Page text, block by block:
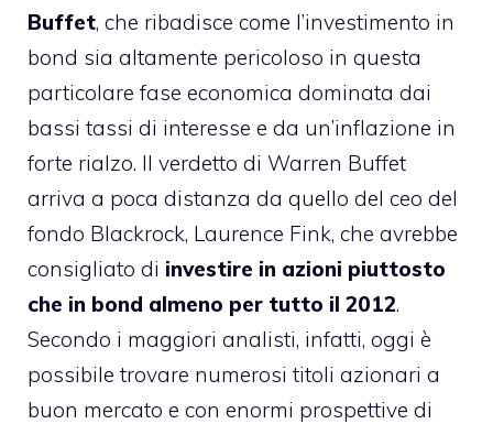
Buffet, che ribadisce come l’investimento in
bond sia altamente pericoloso in questa
particolare fase economica dominata dai
bassi tassi di interesse e da un’inflazione in
forte rialzo. Il verdetto di Warren Buffet
arriva a poca distanza da quello del ceo del
fondo Blackrock, Laurence Fink, che avrebbe
consigliato di investire in azioni piuttosto
che in bond almeno per tutto il 2012.
Secondo i maggiori analisti, infatti, oggi è
possibile trovare numerosi titoli azionari a
buon mercato e con enormi prospettive di